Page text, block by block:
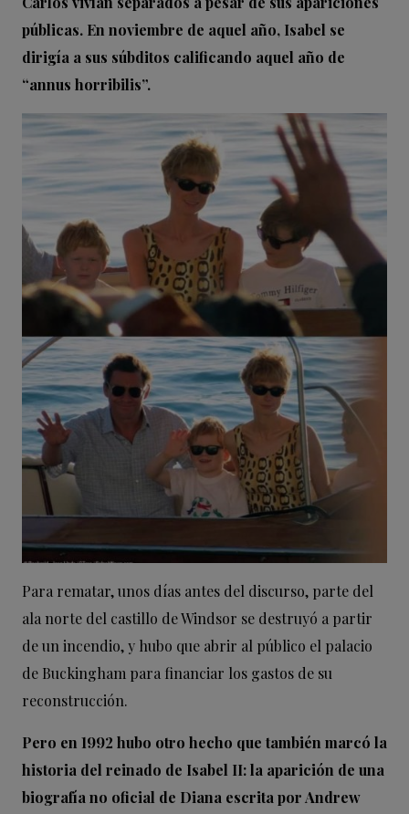
públicas. En noviembre de aquel año, Isabel se
dirigía a sus súbditos calificando aquel año de
“annus horribilis”.
Para rematar, unos días antes del discurso, parte del
ala norte del castillo de Windsor se destruyó a partir
de un incendio, y hubo que abrir al público el palacio
de Buckingham para financiar los gastos de su
reconstrucción.
Pero en 1992 hubo otro hecho que también marcó la
historia del reinado de Isabel II: la aparición de una
biografía no oficial de Diana escrita por Andrew